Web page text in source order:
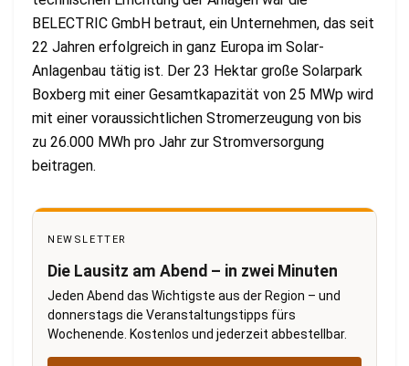
BELECTRIC GmbH betraut, ein Unternehmen, das seit
22 Jahren erfolgreich in ganz Europa im Solar-
Anlagenbau tätig ist. Der 23 Hektar große Solarpark
Boxberg mit einer Gesamtkapazität von 25 MWp wird
mit einer voraussichtlichen Stromerzeugung von bis
zu 26.000 MWh pro Jahr zur Stromversorgung
beitragen.
NEWSLETTER
Die Lausitz am Abend – in zwei Minuten
Jeden Abend das Wichtigste aus der Region – und
donnerstags die Veranstaltungstipps fürs
Wochenende. Kostenlos und jederzeit abbestellbar.